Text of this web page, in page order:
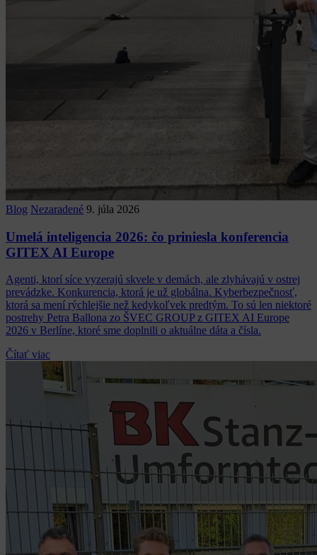
Blog Nezaradené 9. júla 2026
Umelá inteligencia 2026: čo priniesla konferencia
GITEX AI Europe
Agenti, ktorí síce vyzerajú skvele v demách, ale zlyhávajú v ostrej
prevádzke. Konkurencia, ktorá je už globálna. Kyberbezpečnosť,
ktorá sa mení rýchlejšie než kedykoľvek predtým. To sú len niektoré
postrehy Petra Ballona zo ŠVEC GROUP z GITEX AI Europe
2026 v Berlíne, ktoré sme doplnili o aktuálne dáta a čísla.
Čítať viac